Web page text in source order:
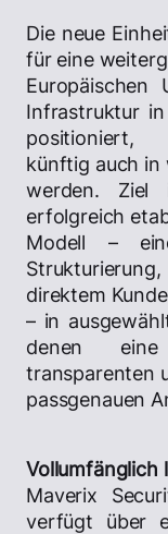
Die neue
für eine
Europäischen
Infrastruktur
positioniert,
künftig auch in
werden.
erfolgreich
Modell –
direktem
– in
denen
transparenten
passgenauen
Vollumfänglich
Maverix
verfügt über